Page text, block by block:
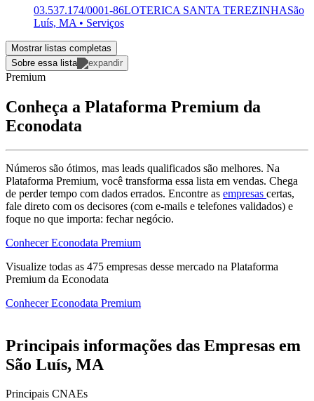
03.537.174/0001-86LOTERICA SANTA TEREZINHASão
Luís, MA • Serviços
Mostrar listas completas
Sobre essa lista
Premium
Conheça a Plataforma Premium da
Econodata
Números são ótimos, mas leads qualificados são melhores. Na
Plataforma Premium, você transforma essa lista em vendas. Chega
de perder tempo com dados errados. Encontre as empresas certas,
fale direto com os decisores (com e-mails e telefones validados) e
foque no que importa: fechar negócio.
Conhecer Econodata Premium
Visualize todas as 475 empresas desse mercado na Plataforma
Premium da Econodata
Conhecer Econodata Premium
Principais informações das Empresas em
São Luís, MA
Principais CNAEs